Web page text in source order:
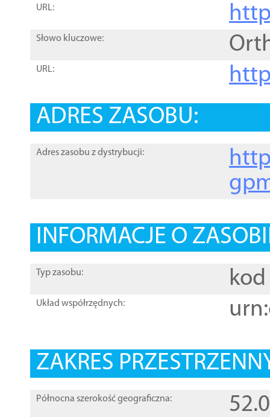
URL:
Słowo kluczowe:
URL:
ADRES ZASOBU:
Adres zasobu z dystrybucji:
INFORMACJE O
Typ zasobu: kod
Układ współrzędnych:
ZAKRES
Północna szerokość geograficzna: